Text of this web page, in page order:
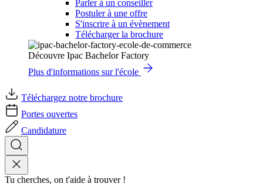
Parler à un conseiller
Postuler à une offre
S'inscrire à un évènement
Télécharger la brochure
Découvre Ipac Bachelor Factory
Plus d'informations sur l'école
Téléchargez notre brochure
Portes ouvertes
Candidature
Tu cherches, on t'aide à trouver !